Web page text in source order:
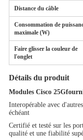
Distance du câble
Consommation de
maximale (W)
Faire glisser la couleur de
l'onglet
Détails du produit
Modules Cisco 25G
Interopérable avec
échéant
Certifié et testé sur les
qualité et une fiabilité